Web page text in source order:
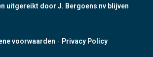
uitgereikt door J. Bergoens nv blijven
voorwaarden - Privacy Policy